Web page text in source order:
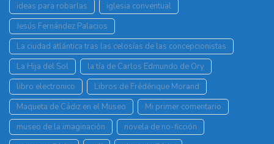
ideas para robarlas
iglesia conventual
Jesús Fernández Palacios
La ciudad atlántica tras las celosías de las concepcionistas
La Hija del Sol
la tía de Carlos Edmundo de Ory
libro electronico
Libros de Frédérique Morand
Maqueta de Cádiz en el Museo
Mi primer comentario
museo de la imaginación
novela de no-ficción